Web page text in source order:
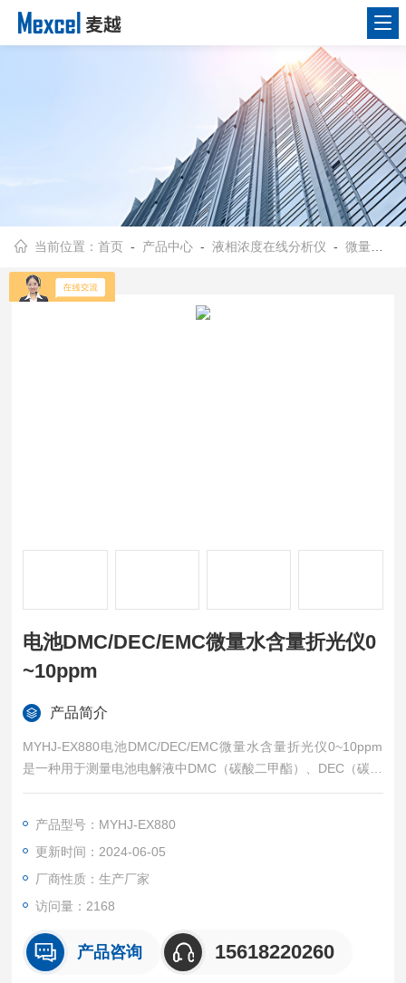
当前位置：首页 - 产品中心 -液相浓度在线分析仪 -微量水分析仪
电池DMC/DEC/EMC微量水含量折光仪0
~10ppm
产品简介
MYHJ-EX880电池DMC/DEC/EMC微量水含量折光仪0~10ppm
是一种用于测量电池电解液中DMC（碳酸二甲酯）、DEC（碳酸
二乙酯）和EMC（碳酸甲乙酯）微量水含量的仪器。它的工作原
产品型号：MYHJ-EX880
更新时间：2024-06-05
厂商性质：生产厂家
访问量：2168
产品咨询 15618220260